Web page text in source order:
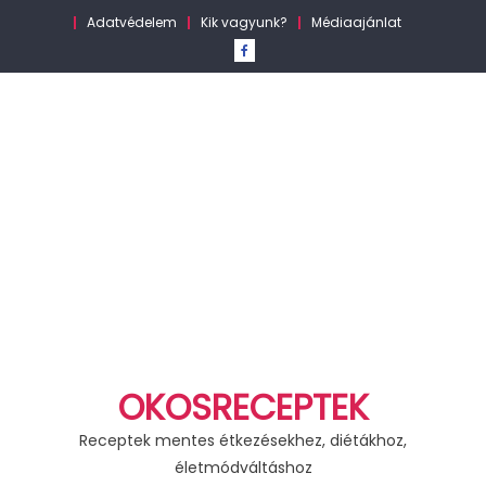
Adatvédelem Kik vagyunk? Médiaajánlat
OKOSRECEPTEK
Receptek mentes étkezésekhez, diétákhoz,
életmódváltáshoz